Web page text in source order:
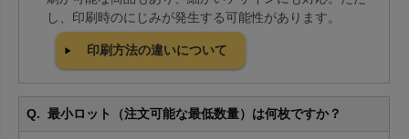
し、印刷時のにじみが発生する可能性があります。
印刷方法の違いについて
最小ロット（注文可能な最低数量）は何枚ですか？